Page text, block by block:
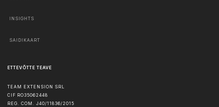
INSIGHTS
SAIDIKAART
ETTEVÕTTE TEAVE
TEAM EXTENSION SRL
CIF RO35062448
REG. COM. J40/11836/2015